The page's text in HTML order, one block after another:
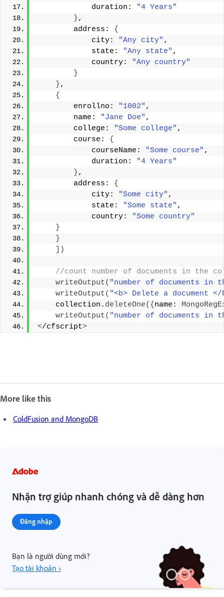
            duration:
"4 Years"
},
        address:
{
            city:
"Any city" ,
            state:
"Any state" ,
            country:
"Any country"
}
},
{
        enrollno:
"1002" ,
        name:
"Jane Doe" ,
        college:
"Some college" ,
        course:
{
            courseName:
"Some course" ,
            duration:
"4 Years"
},
        address:
{
            city:
"Some city" ,
            state:
"Some state" ,
            country:
"Some country"
}
}
])
//count number of documents in the
writeOutput( "number of documents in
writeOutput( "<b> Delete a document
    collection.
deleteOne({ name:
writeOutput( "number of documents in
</cfscript>
More like this
ColdFusion and MongoDB
Nhận trợ giúp nhanh chóng và dễ dàng hơn
Đăng nhập
Bạn là người dùng mới?
Tạo tài khoản ›